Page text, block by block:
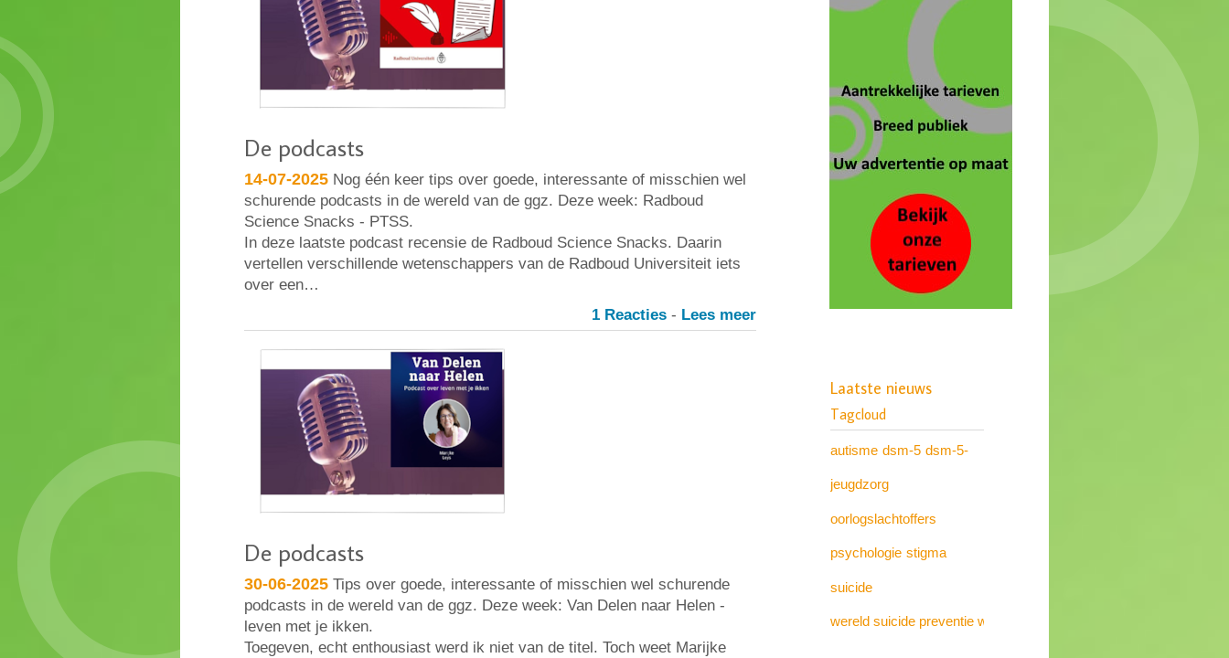
De podcasts
14-07-2025 Nog één keer tips over goede, interessante of misschien wel
schurende podcasts in de wereld van de ggz. Deze week: Radboud
Science Snacks - PTSS.
In deze laatste podcast recensie de Radboud Science Snacks. Daarin
vertellen verschillende wetenschappers van de Radboud Universiteit iets
over een…
1 Reacties - Lees meer
De podcasts
30-06-2025 Tips over goede, interessante of misschien wel schurende
podcasts in de wereld van de ggz. Deze week: Van Delen naar Helen -
leven met je ikken.
Toegeven, echt enthousiast werd ik niet van de titel. Toch weet Marijke
Laatste nieuws
Tagcloud
autisme dsm-5 dsm-5-
jeugdzorg
oorlogslachtoffers
psychologie stigma
suicide
wereld suicide preventie week